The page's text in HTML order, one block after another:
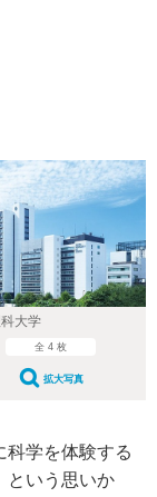
大学
全 4 枚
拡大写真
学を体験する
という思いか